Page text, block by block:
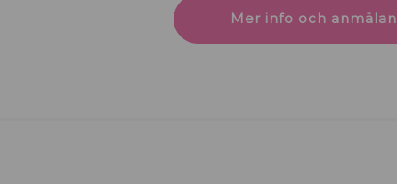
Mer info och anmälan